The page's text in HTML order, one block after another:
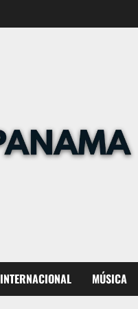
INTERNACIONAL MÚSICA